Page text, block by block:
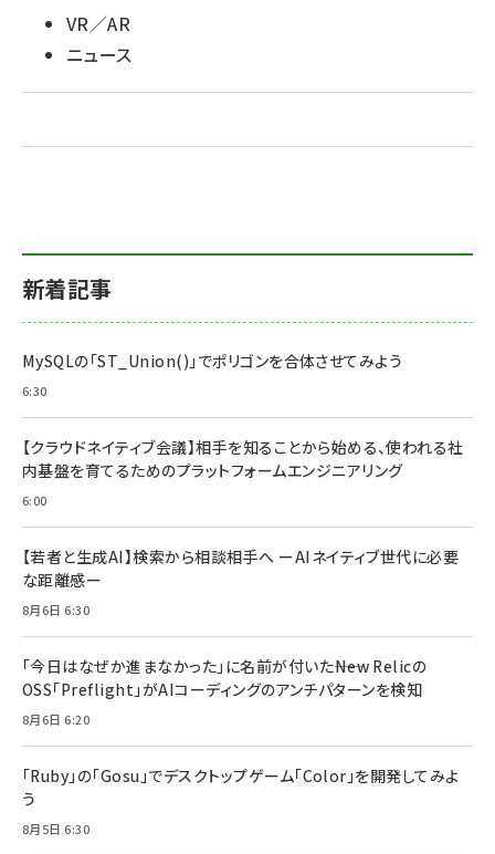
VR／AR
ニュース
新着記事
MySQLの「ST_Union()」でポリゴンを合体させてみよう
6:30
【クラウドネイティブ会議】相手を知ることから始める、使われる社
内基盤を育てるためのプラットフォームエンジニアリング
6:00
【若者と生成AI】検索から相談相手へ ーAIネイティブ世代に必要
な距離感ー
8月6日 6:30
「今日はなぜか進まなかった」に名前が付いた――New Relicの
OSS「Preflight」がAIコーディングのアンチパターンを検知
8月6日 6:20
「Ruby」の「Gosu」でデスクトップゲーム「Color」を開発してみよ
う
8月5日 6:30